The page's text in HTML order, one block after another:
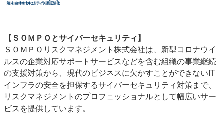
【 ＳＯＭＰＯとサイバーセキュリティ】
ＳＯＭＰＯリスクマネジメント株式会社は、新型コロナウイ
ルスの企業対応サポートサービスなどを含む組織の事業継続
の支援対策から、現代のビジネスに欠かすことができないIT
インフラの安全を担保するサイバーセキュリティ対策まで、
リスクマネジメントのプロフェッショナルとして幅広いサー
ビスを提供しています。